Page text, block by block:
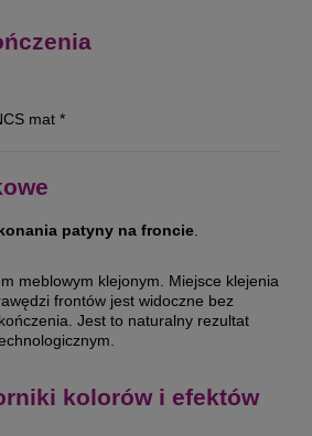
mat *
patyny na froncie
meblowym klejonym. Miejsce klejenia
frontów jest widoczne bez
Jest to naturalny rezultat
kolorów i efektów